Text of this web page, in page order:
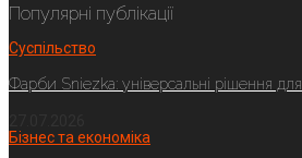
Популярні публікації
Суспільство
Фарби Sniezka: універсальні рішення для
Бізнес та економіка